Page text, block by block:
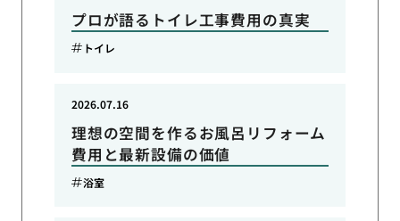
プロが語るトイレ工事費用の真実
トイレ
理想の空間を作るお風呂リフォーム
費用と最新設備の価値
2026.07.16
浴室